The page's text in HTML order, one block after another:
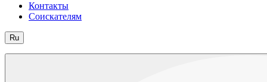
Контакты
Соискателям
Ru